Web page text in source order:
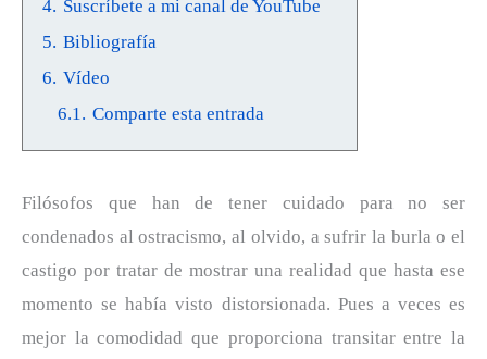
4. Suscríbete a mi canal de YouTube
5. Bibliografía
6. Vídeo
6.1. Comparte esta entrada
Filósofos que han de tener cuidado para no ser
condenados al ostracismo, al olvido, a sufrir la burla o el
castigo por tratar de mostrar una realidad que hasta ese
momento se había visto distorsionada. Pues a veces es
mejor la comodidad que proporciona transitar entre la